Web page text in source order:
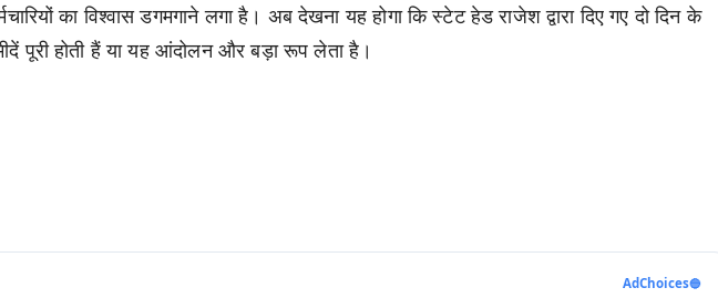
का विश्वास डगमगाने लगा है। अब देखना यह होगा कि स्टेट हेड राजेश द्वारा दिए गए दो दिन के
पूरी होती हैं या यह आंदोलन और बड़ा रूप लेता है।
AdChoices🔵